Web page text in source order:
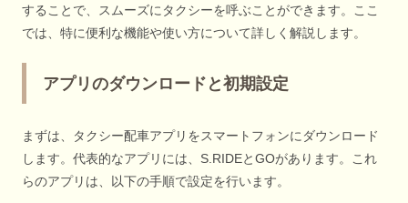
することで、スムーズにタクシーを呼ぶことができます。ここ
では、特に便利な機能や使い方について詳しく解説します。
アプリのダウンロードと初期設定
まずは、タクシー配車アプリをスマートフォンにダウンロード
します。代表的なアプリには、S.RIDEとGOがあります。これ
らのアプリは、以下の手順で設定を行います。